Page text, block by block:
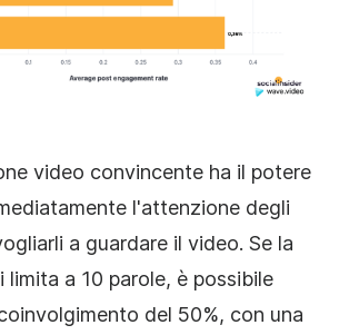
video convincente ha il potere
l'attenzione degli
a guardare il video. Se la
limita a 10 parole, è possibile
del 50%, con una